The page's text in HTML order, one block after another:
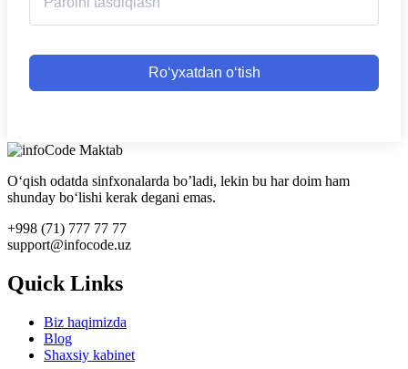
Roʻyxatdan oʻtish
O‘qish odatda sinfxonalarda bo’ladi, lekin bu har doim ham
shunday bo‘lishi kerak degani emas.
+998 (71) 777 77 77
support@infocode.uz
Quick Links
Biz haqimizda
Blog
Shaxsiy kabinet